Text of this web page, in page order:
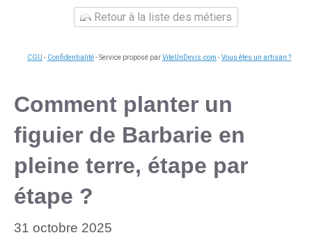
Retour à la liste des métiers
CGU - Confidentialité- Service proposé parViteUnDevis.com -Vous êtes un artisan ?
Comment planter un
figuier de Barbarie en
pleine terre, étape par
étape ?
31 octobre 2025